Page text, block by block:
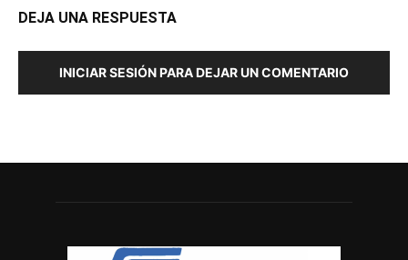
DEJA UNA RESPUESTA
INICIAR SESIÓN PARA DEJAR UN COMENTARIO